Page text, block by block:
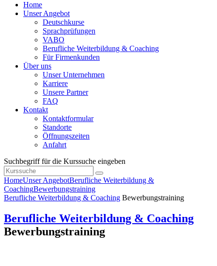
Home
Unser Angebot
Deutschkurse
Sprachprüfungen
VABO
Berufliche Weiterbildung & Coaching
Für Firmenkunden
Über uns
Unser Unternehmen
Karriere
Unsere Partner
FAQ
Kontakt
Kontaktformular
Standorte
Öffnungszeiten
Anfahrt
Suchbegriff für die Kurssuche eingeben
HomeUnser AngebotBerufliche Weiterbildung &
CoachingBewerbungstraining
Berufliche Weiterbildung & Coaching Bewerbungstraining
Berufliche Weiterbildung & Coaching
Bewerbungstraining